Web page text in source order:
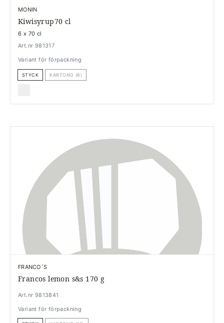
MONIN
Kiwisyrup70 cl
6 x 70 cl
Art.nr 981317
Variant för förpackning
STYCK KARTONG (6)
FRANCO´S
Francos lemon s&s 170 g
Art.nr 9813841
Variant för förpackning